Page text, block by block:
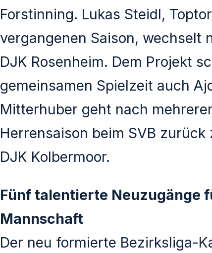
Forstinning. Lukas Steidl,
vergangenen Saison, wechselt
DJK Rosenheim. Dem Projekt
gemeinsamen Spielzeit auch
Mitterhuber geht nach
Herrensaison beim SVB
DJK Kolbermoor.
Fünf talentierte Neuzugänge
Mannschaft
Der neu formierte Bezirksliga-